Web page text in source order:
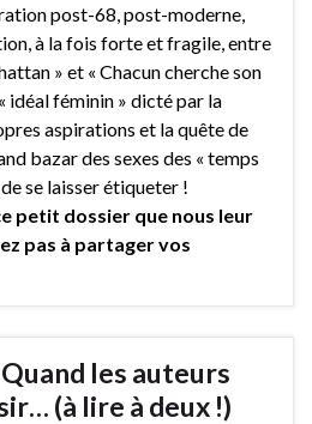
post-68, post-moderne,
à la fois forte et fragile, entre
» et « Chacun cherche son
idéal féminin » dicté par la
aspirations et la quête de
bazar des sexes des « temps
se laisser étiqueter !
petit dossier que nous leur
pas à partager vos
les auteurs
(à lire à deux !)